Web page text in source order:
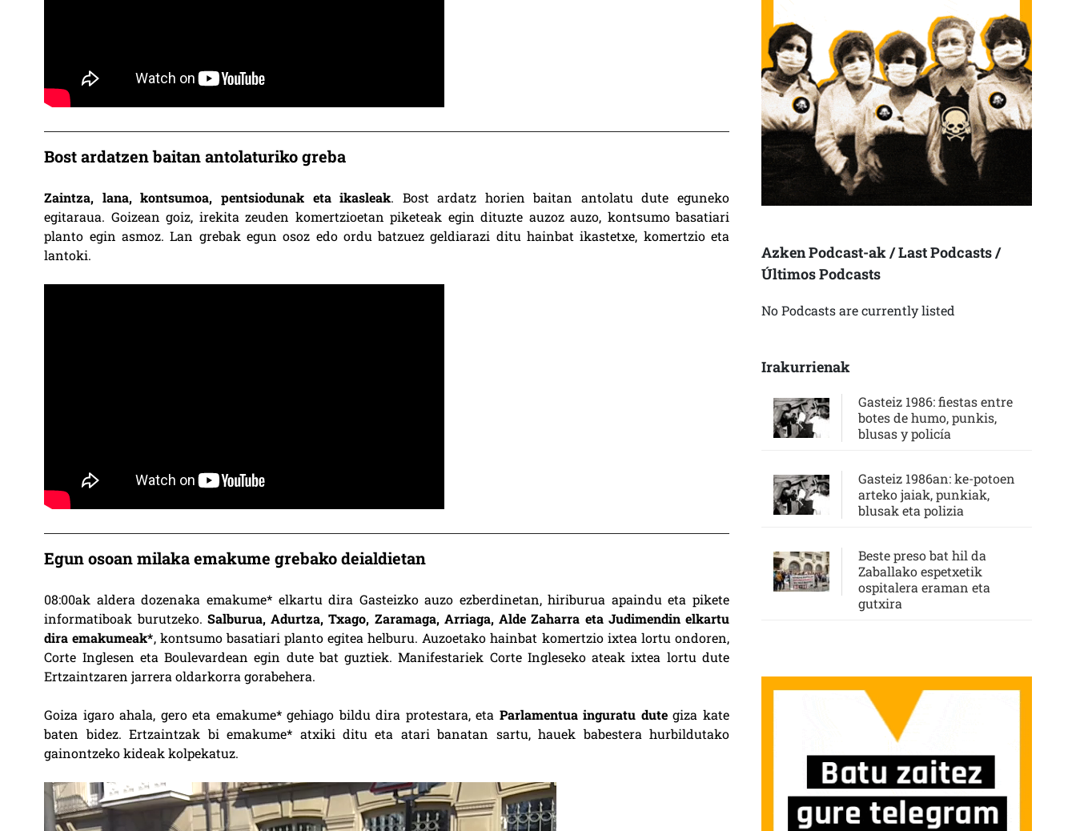
Bost ardatzen baitan antolaturiko greba
Zaintza, lana, kontsumoa, pentsiodunak eta ikasleak. Bost ardatz horien baitan antolatu dute eguneko
egitaraua. Goizean goiz, irekita zeuden komertzioetan piketeak egin dituzte auzoz auzo, kontsumo basatiari
planto egin asmoz. Lan grebak egun osoz edo ordu batzuez geldiarazi ditu hainbat ikastetxe, komertzio eta
lantoki.
Egun osoan milaka emakume grebako deialdietan
08:00ak aldera dozenaka emakume* elkartu dira Gasteizko auzo ezberdinetan, hiriburua apaindu eta pikete
informatiboak burutzeko. Salburua, Adurtza, Txago, Zaramaga, Arriaga, Alde Zaharra eta Judimendin elkartu
dira emakumeak*, kontsumo basatiari planto egitea helburu. Auzoetako hainbat komertzio ixtea lortu ondoren,
Corte Inglesen eta Boulevardean egin dute bat guztiek. Manifestariek Corte Ingleseko ateak ixtea lortu dute
Ertzaintzaren jarrera oldarkorra gorabehera.
Goiza igaro ahala, gero eta emakume* gehiago bildu dira protestara, eta Parlamentua inguratu dutegiza kate
baten bidez. Ertzaintzak bi emakume* atxiki ditu eta atari banatan sartu, hauek babestera hurbildutako
gainontzeko kideak kolpekatuz.
Video
Player
Azken Podcast-ak / Last Podcasts /
Últimos Podcasts
No Podcasts are currently listed
Irakurrienak
Gasteiz 1986: fiestas entre
botes de humo, punkis,
blusas y policía
Gasteiz 1986an: ke-potoen
arteko jaiak, punkiak,
blusak eta polizia
Beste preso bat hil da
Zaballako espetxetik
ospitalera eraman eta
gutxira